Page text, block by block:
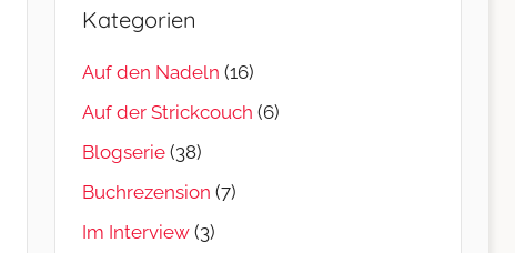
Kategorien
Auf den Nadeln (16)
Auf der Strickcouch (6)
Blogserie(38)
Buchrezension (7)
Im Interview(3)